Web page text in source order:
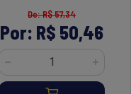
De: R$ 57,34
Por: R$ 50,46